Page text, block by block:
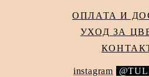
ОПЛАТА И
УХОД ЗА
instagram